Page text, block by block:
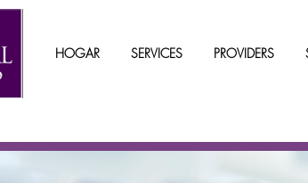
HOGAR SERVICES PROVIDERS